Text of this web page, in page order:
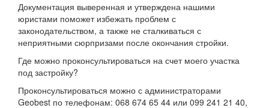
Документация выверенная и утверждена нашими
юристами поможет избежать проблем с
законодательством, а также не сталкиваться с
неприятными сюрпризами после окончания стройки.
Где можно проконсультироваться на счет моего участка
под застройку?
Проконсультироваться можно с администраторами
Geobest по телефонам: 068 674 65 44 или 099 241 21 40,